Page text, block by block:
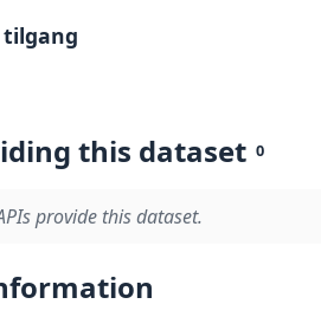
this dataset 0
provide this dataset.